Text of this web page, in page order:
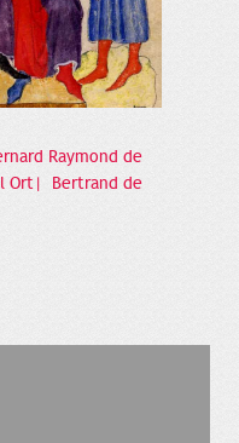
Raymond de
Ort|
Bertrand de